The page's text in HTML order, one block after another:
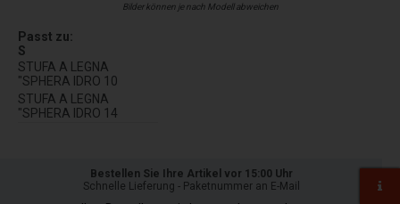
Bilder können je nach Modell abweichen
Passt zu:
S
STUFA A LEGNA
"SPHERA IDRO 10
STUFA A LEGNA
"SPHERA IDRO 14
Bestellen Sie Ihre Artikel vor 15:00 Uhr
Schnelle Lieferung - Paketnummer an E-Mail